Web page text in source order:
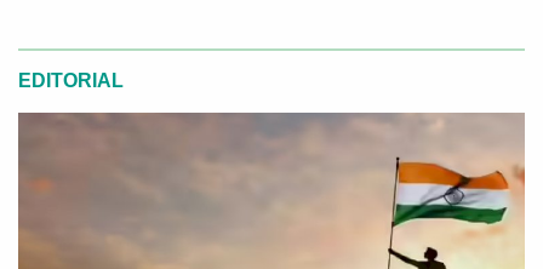
EDITORIAL